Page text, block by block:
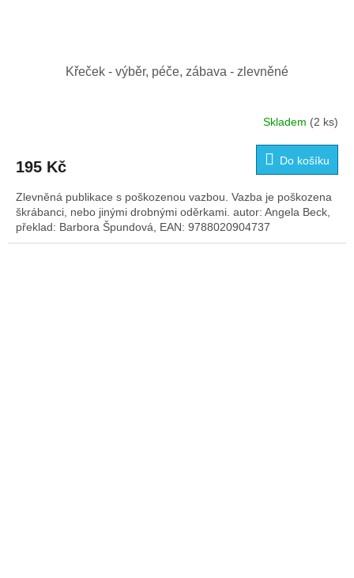
Křeček - výběr, péče, zábava - zlevněné
Skladem (2 ks)
195 Kč Do košíku
Zlevněná publikace s poškozenou vazbou. Vazba je poškozena
škrábanci, nebo jinými drobnými oděrkami. autor: Angela Beck,
překlad: Barbora Špundová, EAN: 9788020904737